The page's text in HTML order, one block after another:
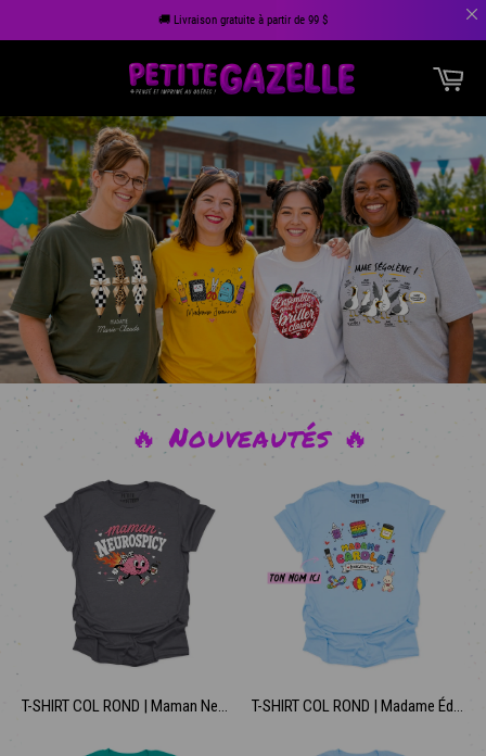
🚚 Livraison gratuite à partir de 99 $
🔥 Nouveautés 🔥
T-SHIRT COL ROND | Maman Neurospicy T-SHIRT COL ROND | Madame Éducatrice